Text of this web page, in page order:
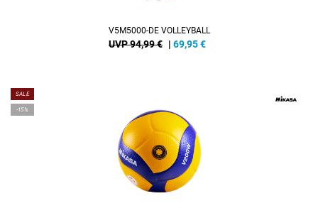
V5M5000-DE VOLLEYBALL
UVP 94,99 € | 69,95€
SALE
-15%